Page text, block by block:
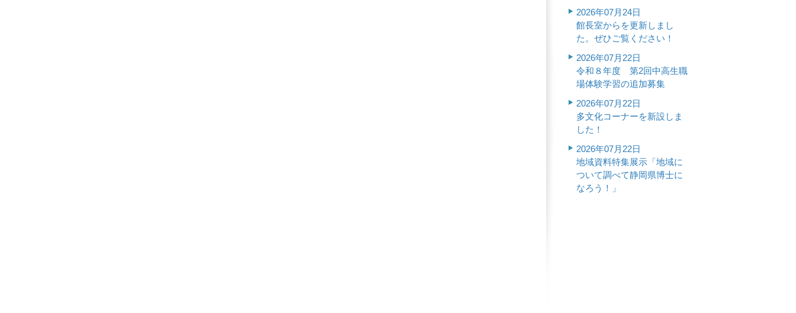
2026年07月24日
館長室からを更新しまし
た。ぜひご覧ください！
2026年07月22日
令和８年度 第2回中高生職
場体験学習の追加募集
2026年07月22日
多文化コーナーを新設しま
した！
2026年07月22日
地域資料特集展示「地域に
ついて調べて静岡県博士に
なろう！」